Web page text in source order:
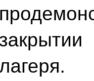
закрытии